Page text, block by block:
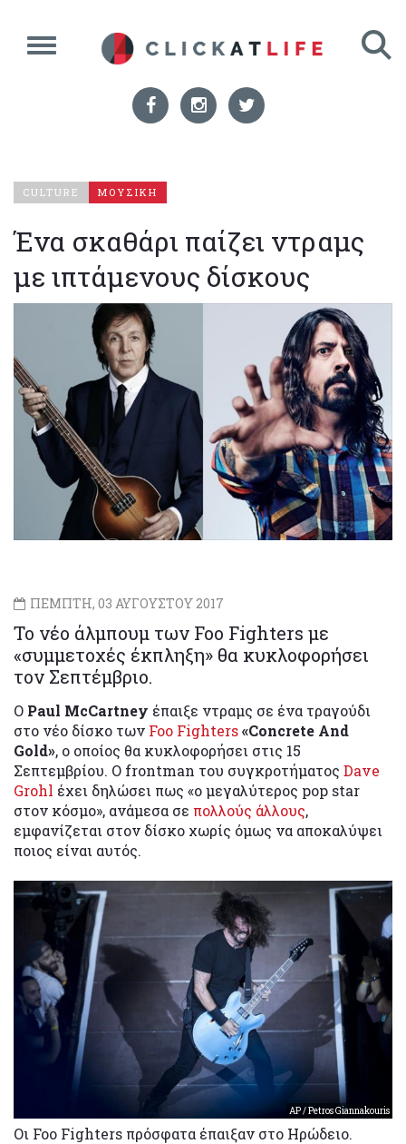
CULTURE ΜΟΥΣΙΚΗ
Ένα σκαθάρι παίζει ντραμς
με ιπτάμενους δίσκους
ΠΕΜΠΤΗ, 03 ΑΥΓΟΥΣΤΟΥ 2017
Το νέο άλμπουμ των Foo Fighters με
«συμμετοχές έκπληξη» θα κυκλοφορήσει
τον Σεπτέμβριο.
Ο Paul McCartney έπαιξε ντραμς σε ένα τραγούδι
στο νέο δίσκο των Foo Fighters«Concrete And
Gold», ο οποίος θα κυκλοφορήσει στις 15
Σεπτεμβρίου. Ο frontman του συγκροτήματος Dave
Grohl έχει δηλώσει πως «ο μεγαλύτερος pop star
στον κόσμο», ανάμεσα σε πολλούς άλλους,
εμφανίζεται στον δίσκο χωρίς όμως να αποκαλύψει
ποιος είναι αυτός.
AP / Petros Giannakouris
Οι Foo Fighters πρόσφατα έπαιξαν στο Ηρώδειο.